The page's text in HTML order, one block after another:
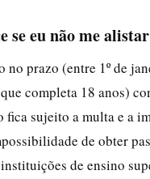
se eu não me
no prazo (entre 1º de
completa 18 anos)
fica sujeito a multa e a
de obter
de ensino